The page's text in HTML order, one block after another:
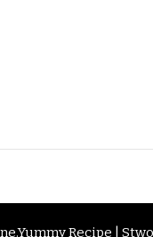
Yummy Recipe |